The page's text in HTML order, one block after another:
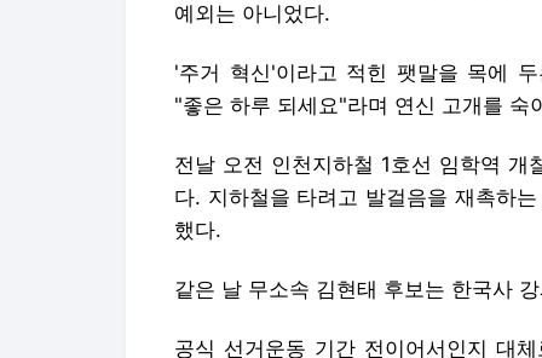
예외는 아니었다.
'주거 혁신'이라고 적힌 팻말을 목에
"좋은 하루 되세요"라며 연신 고개를 숙
전날 오전 인천지하철 1호선 임학역 개
다. 지하철을 타려고 발걸음을 재촉하
했다.
같은 날 무소속 김현태 후보는 한국사
공식 선거운동 기간 전이어서인지 대